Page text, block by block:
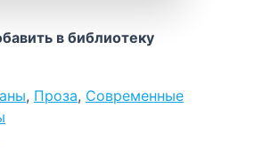
в библиотеку
, Проза, Современные